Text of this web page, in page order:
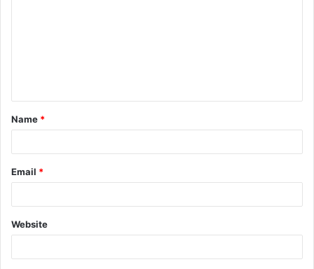
Name *
Email *
Website